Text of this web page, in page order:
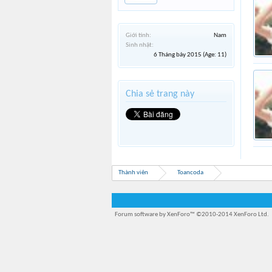
Giới tính:
Nam
Sinh nhật:
6 Tháng bảy 2015 (Age: 11)
Chia sẻ trang này
Thành viên Toancoda
Forum software by XenForo™ ©2010-2014 XenForo Ltd.